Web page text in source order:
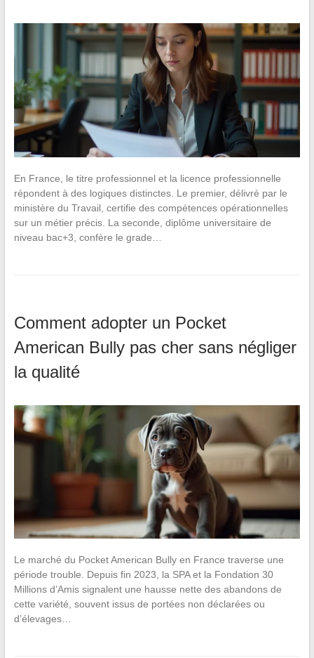
En France, le titre professionnel et la licence professionnelle
répondent à des logiques distinctes. Le premier, délivré par le
ministère du Travail, certifie des compétences opérationnelles
sur un métier précis. La seconde, diplôme universitaire de
niveau bac+3, confère le grade…
Comment adopter un Pocket
American Bully pas cher sans négliger
la qualité
Le marché du Pocket American Bully en France traverse une
période trouble. Depuis fin 2023, la SPA et la Fondation 30
Millions d’Amis signalent une hausse nette des abandons de
cette variété, souvent issus de portées non déclarées ou
d’élevages…